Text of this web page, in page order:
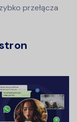
przełącza